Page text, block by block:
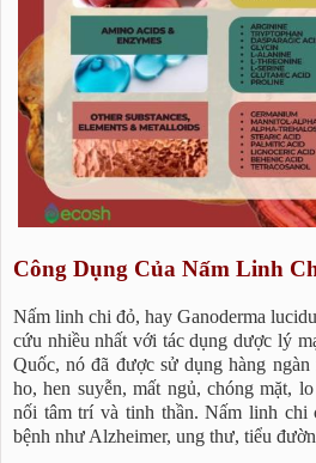
Công Dụng Của Nấm Linh
Nấm linh chi đỏ, hay Ganoderma
cứu nhiều nhất với tác dụng dược lý
Quốc, nó đã được sử dụng hàng
ho, hen suyễn, mất ngủ, chóng mặt,
nối tâm trí và tinh thần. Nấm linh chi
bệnh như Alzheimer, ung thư, tiểu